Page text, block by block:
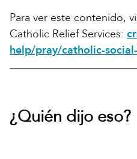
Para ver este contenido,
Catholic Relief Services:
help/pray/catholic-
¿Quién dijo eso?